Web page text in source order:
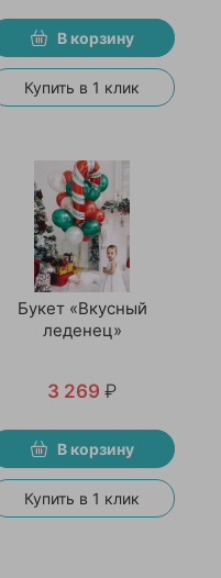
В корзину
Купить в 1 клик
Букет «Вкусный
леденец»
3 269 ₽
В корзину
Купить в 1 клик